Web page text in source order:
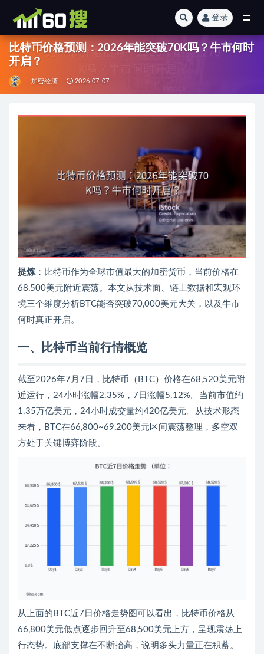
登录
比特币价格预测：2026年能突破70K吗？牛市何时
开启？
加密经济 2026-07-07
提炼 ：比特币作为全球市值最大的加密货币，当前价格在
68,500美元附近震荡。本文从技术面、链上数据和宏观环
境三个维度分析BTC能否突破70,000美元大关，以及牛市
何时真正开启。
一、比特币当前行情概览
截至2026年7月7日，比特币（BTC）价格在68,520美元附
近运行，24小时涨幅2.35%，7日涨幅5.12%。当前市值约
1.35万亿美元，24小时成交量约420亿美元。从技术形态
来看，BTC在66,800~69,200美元区间震荡整理，多空双
方处于关键博弈阶段。
从上面的BTC近7日价格走势图可以看出，比特币价格从
66,800美元低点逐步回升至68,500美元上方，呈现震荡上
行态势。底部支撑在不断抬高，说明多头力量正在积蓄。